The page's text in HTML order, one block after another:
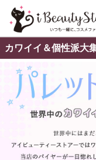
カワイイ＆個性派大